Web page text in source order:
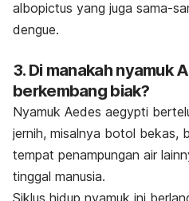
albopictus yang juga sama-
dengue.
3. Di manakah nyamuk
berkembang biak?
Nyamuk Aedes aegypti
jernih, misalnya botol bekas,
tempat penampungan air
tinggal manusia.